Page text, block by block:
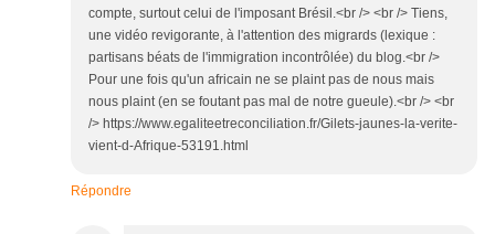
compte, surtout celui de l'imposant Brésil.<br /> <br /> Tiens,
une vidéo revigorante, à l'attention des migrards (lexique :
partisans béats de l'immigration incontrôlée) du blog.<br />
Pour une fois qu'un africain ne se plaint pas de nous mais
nous plaint (en se foutant pas mal de notre gueule).<br /> <br
/> https://www.egaliteetreconciliation.fr/Gilets-jaunes-la-verite-
vient-d-Afrique-53191.html
Répondre